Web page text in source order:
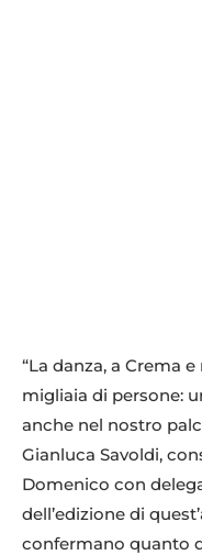
“La danza, a Crema
migliaia di persone:
anche nel nostro
Gianluca Savoldi,
Domenico con
dell’edizione di
confermano quanto